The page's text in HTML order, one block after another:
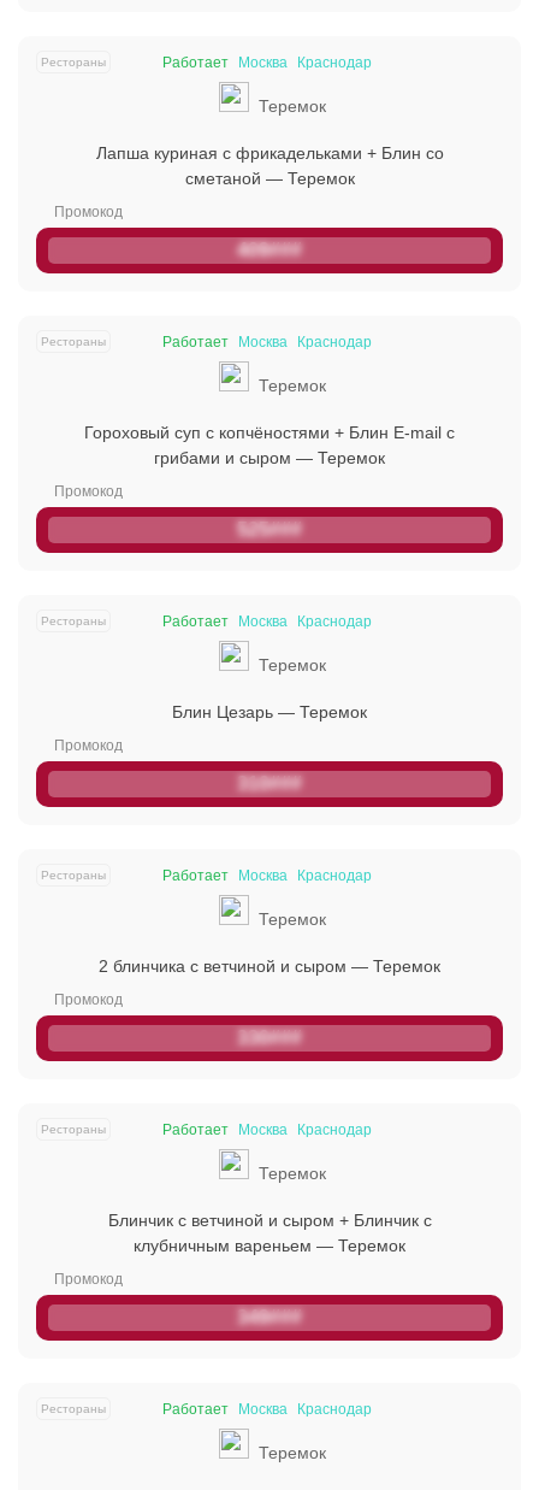
Работает Москва Краснодар
Теремок
Лапша куриная с фрикадельками + Блин со
сметаной — Теремок
409###
Рестораны
Работает Москва Краснодар
Теремок
Гороховый суп с копчёностями + Блин E-mail с
грибами и сыром — Теремок
525###
Рестораны
Работает Москва Краснодар
Теремок
Блин Цезарь — Теремок
310###
Рестораны
Работает Москва Краснодар
Теремок
2 блинчика с ветчиной и сыром — Теремок
330###
Рестораны
Работает Москва Краснодар
Теремок
Блинчик с ветчиной и сыром + Блинчик с
клубничным вареньем — Теремок
349###
Рестораны
Работает Москва Краснодар
Теремок
Рестораны